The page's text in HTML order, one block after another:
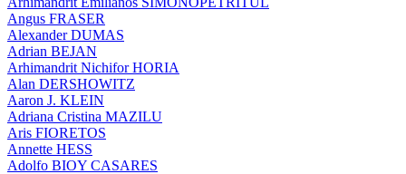
Angus FRASER
Alexander DUMAS
Adrian BEJAN
Arhimandrit Nichifor HORIA
Alan DERSHOWITZ
Aaron J. KLEIN
Adriana Cristina MAZILU
Aris FIORETOS
Annette HESS
Adolfo BIOY CASARES